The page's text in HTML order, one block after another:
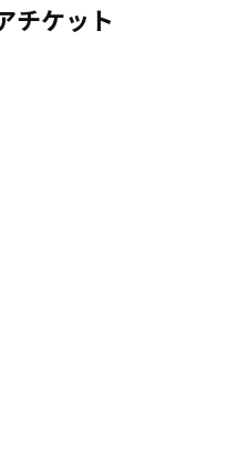
チケット